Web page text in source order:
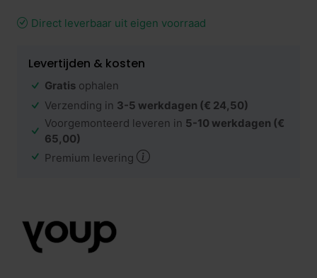
Direct leverbaar uit eigen voorraad
Levertijden & kosten
Gratis ophalen
Verzending in 3-5 werkdagen (€ 24,50)
Voorgemonteerd leveren in 5-10 werkdagen (€
65,00)
Premium levering